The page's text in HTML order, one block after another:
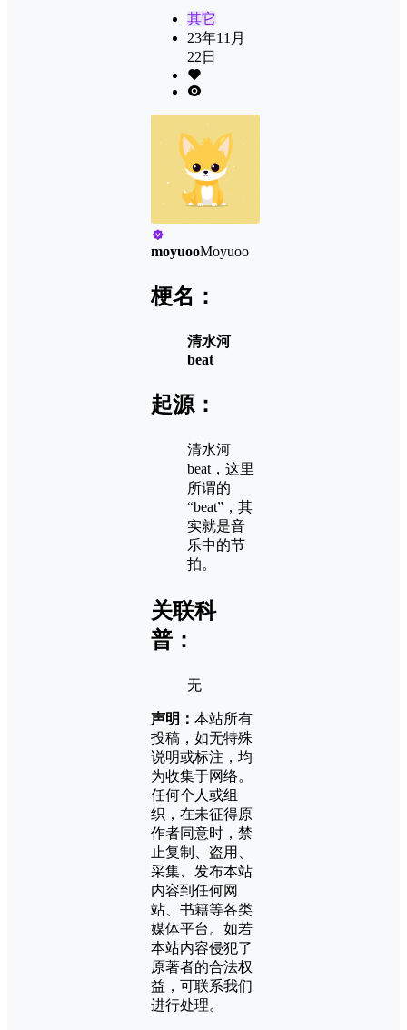
其它
23年11月
22日
moyuooMoyuoo
梗名：
清水河
beat
起源：
清水河
beat，这里
所谓的
“beat”，其
实就是音
乐中的节
拍。
关联科
普：
无
声明： 本站所有
投稿，如无特殊
说明或标注，均
为收集于网络。
任何个人或组
织，在未征得原
作者同意时，禁
止复制、盗用、
采集、发布本站
内容到任何网
站、书籍等各类
媒体平台。如若
本站内容侵犯了
原著者的合法权
益，可联系我们
进行处理。